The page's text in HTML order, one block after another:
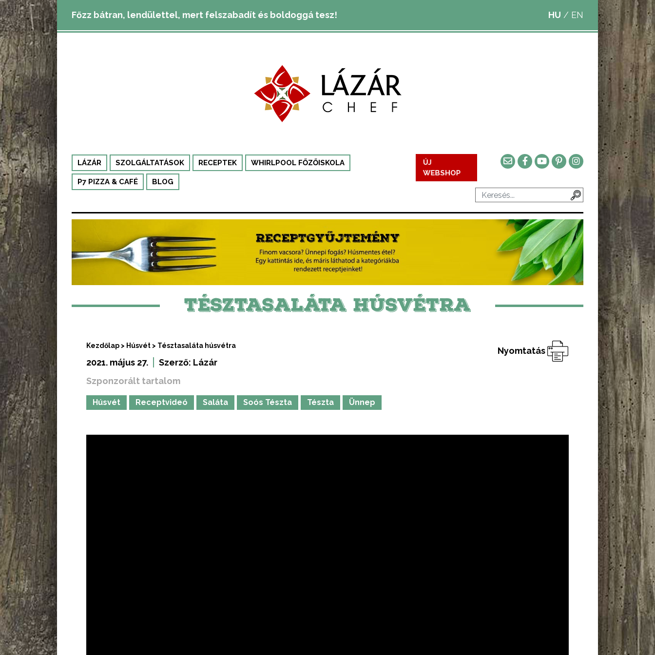
Főzz bátran, lendülettel, mert felszabadít és boldoggá tesz! HU / EN
LÁZÁR SZOLGÁLTATÁSOK RECEPTEK WHIRLPOOL FŐZŐISKOLA
P7 PIZZA & CAFÉ BLOG
ÚJ
WEBSHOP
TÉSZTASALÁTA HÚSVÉTRA
Kezdőlap > Húsvét > Tésztasaláta húsvétra
2021. május 27. Szerző: Lázár
Szponzorált tartalom
Húsvét Receptvideó Saláta Soós Tészta Tészta Ünnep
Nyomtatás